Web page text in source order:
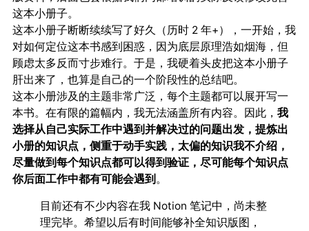
这本小册子。
这本小册子断断续续写了好久（历时 2 年+），一开始，我
对如何定位这本书感到困惑，因为底层原理浩如烟海，但
顾虑太多反而寸步难行。于是，我硬着头皮把这本小册子
肝出来了，也算是自己的一个阶段性的总结吧。
这本小册涉及的主题非常广泛，每个主题都可以展开写一
本书。在有限的篇幅内，我无法涵盖所有内容。因此， 我
选择从自己实际工作中遇到并解决过的问题出发，提炼出
小册的知识点，侧重于动手实践，太偏的知识我不介绍，
尽量做到每个知识点都可以得到验证，尽可能每个知识点
你后面工作中都有可能会遇到 。
目前还有不少内容在我 Notion 笔记中，尚未整
理完毕。希望以后有时间能够补全知识版图，